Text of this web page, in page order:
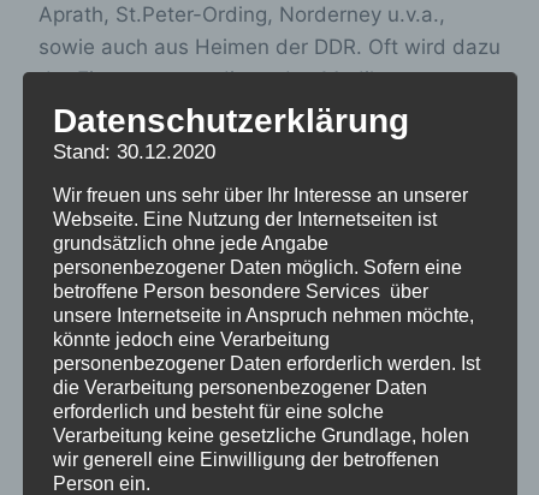
Aprath, St.Peter-Ording, Norderney u.v.a.,
sowie auch aus Heimen der DDR. Oft wird dazu
der Einsatz von sedierenden Medikamenten
geschildert, der den Tätern sicher den Zugriff
erleichtert hat. Für Zeitzeugen ist das Berichten
schmerzhaft und stark schambesetzt. Die
Betroffenen von Missbrauch in
Verschickungsheimen sind über ganz
Deutschland verstreut. Dieses Thema ist bisher
noch kaum aufgegriffen worden.
Allerdings bieten einige Träger, wie die
niedersächsische Landeskirche Bremen, früher
verantwortich für Norderney, schon finanzielle
Datenschutzerklärung
Stand: 30.12.2020
Wir freuen uns sehr über Ihr Interesse an unserer
Webseite. Eine Nutzung der Internetseiten ist
grundsätzlich ohne jede Angabe
personenbezogener Daten möglich. Sofern eine
betroffene Person besondere Services über
unsere Internetseite in Anspruch nehmen möchte,
könnte jedoch eine Verarbeitung
personenbezogener Daten erforderlich werden. Ist
die Verarbeitung personenbezogener Daten
erforderlich und besteht für eine solche
Verarbeitung keine gesetzliche Grundlage, holen
wir generell eine Einwilligung der betroffenen
Person ein.